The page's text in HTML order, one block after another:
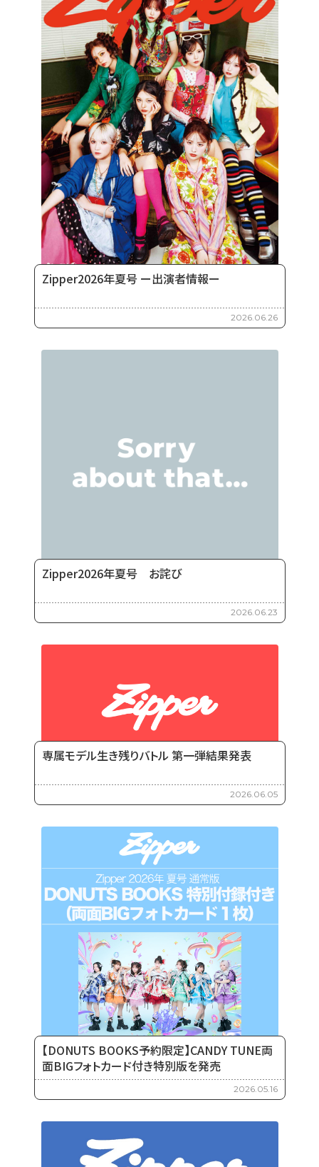
Zipper2026年夏号 ー出演者情報ー
2026.06.26
Zipper2026年夏号 お詫び
2026.06.23
専属モデル生き残りバトル 第一弾結果発表
2026.06.05
【DONUTS BOOKS予約限定】CANDY TUNE両
面BIGフォトカード付き特別版を発売
2026.05.16